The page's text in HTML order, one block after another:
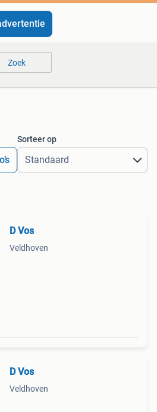
Zoek
Sorteer op
D Vos
Veldhoven
D Vos
Veldhoven